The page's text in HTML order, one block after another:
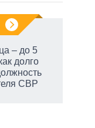
– до 5
долго
СВР